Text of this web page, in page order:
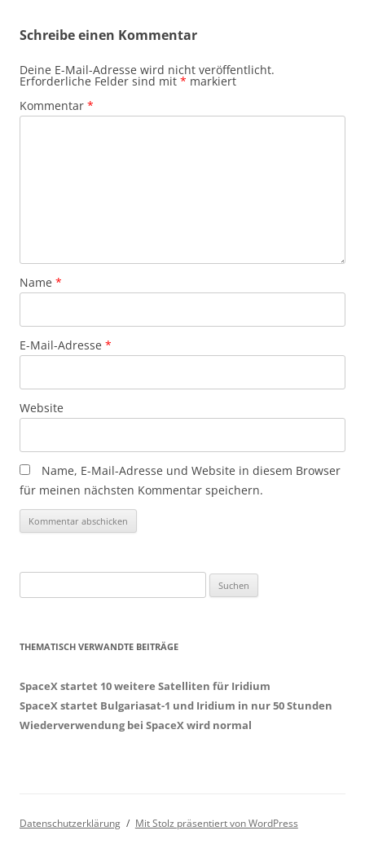
Schreibe einen Kommentar
Deine E-Mail-Adresse wird nicht veröffentlicht.
Erforderliche Felder sind mit * markiert
Kommentar *
Name *
E-Mail-Adresse *
Website
Name, E-Mail-Adresse und Website in diesem Browser
für meinen nächsten Kommentar speichern.
nach:
THEMATISCH VERWANDTE BEITRÄGE
SpaceX startet 10 weitere Satelliten für Iridium
SpaceX startet Bulgariasat-1 und Iridium in nur 50 Stunden
Wiederverwendung bei SpaceX wird normal
Datenschutzerklärung Mit Stolz präsentiert von WordPress